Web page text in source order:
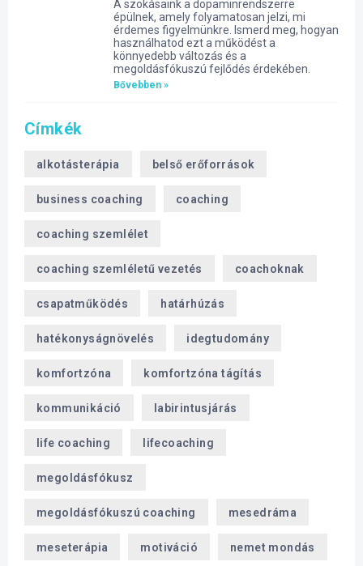
A szokásaink a dopaminrendszerre
épülnek, amely folyamatosan jelzi, mi
érdemes figyelmünkre. Ismerd meg, hogyan
használhatod ezt a működést a
könnyedebb változás és a
megoldásfókuszú fejlődés érdekében.
Bővebben »
Címkék
alkotásterápia belső erőforrások
business coaching coaching
coaching szemlélet
coaching szemléletű vezetés coachoknak
csapatműködés határhúzás
hatékonyságnövelés idegtudomány
komfortzóna komfortzóna tágítás
kommunikáció labirintusjárás
life coaching lifecoaching
megoldásfókusz
megoldásfókuszú coaching mesedráma
meseterápia motiváció nemet mondás